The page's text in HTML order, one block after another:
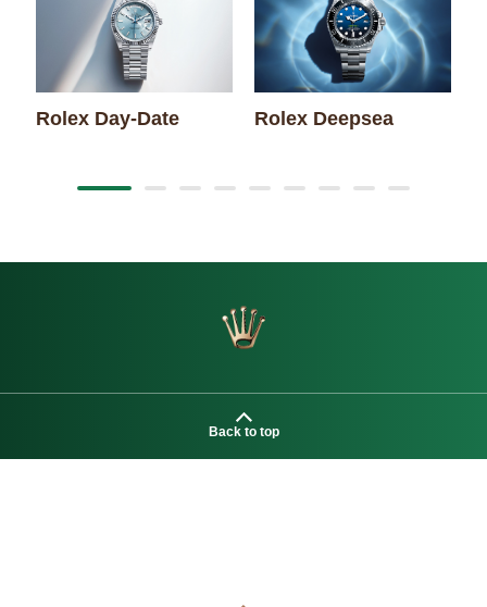
Rolex Day-Date Rolex Deepsea
Back to top